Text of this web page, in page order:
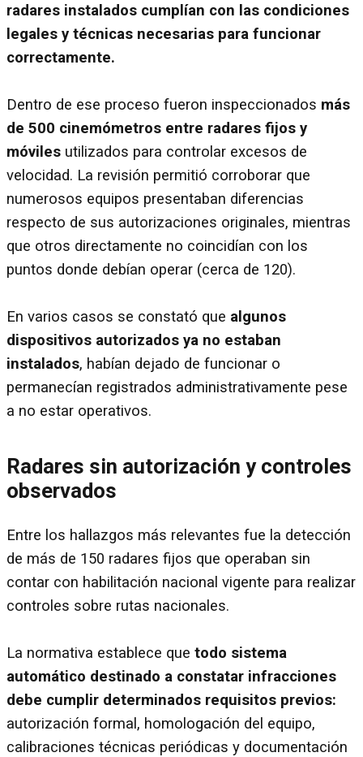
radares instalados cumplían con las condiciones
legales y técnicas necesarias para funcionar
correctamente.
Dentro de ese proceso fueron inspeccionados más
de 500 cinemómetros entre radares fijos y
móviles utilizados para controlar excesos de
velocidad. La revisión permitió corroborar que
numerosos equipos presentaban diferencias
respecto de sus autorizaciones originales, mientras
que otros directamente no coincidían con los
puntos donde debían operar (cerca de 120).
En varios casos se constató que algunos
dispositivos autorizados ya no estaban
instalados, habían dejado de funcionar o
permanecían registrados administrativamente pese
a no estar operativos.
Radares sin autorización y controles
observados
Entre los hallazgos más relevantes fue la detección
de más de 150 radares fijos que operaban sin
contar con habilitación nacional vigente para realizar
controles sobre rutas nacionales.
La normativa establece que todo sistema
automático destinado a constatar infracciones
debe cumplir determinados requisitos previos:
autorización formal, homologación del equipo,
calibraciones técnicas periódicas y documentación